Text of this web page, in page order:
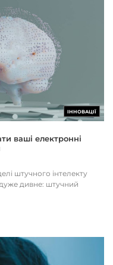
ІННОВАЦІЇ
ваші електронні
штучного інтелекту
дивне: штучний